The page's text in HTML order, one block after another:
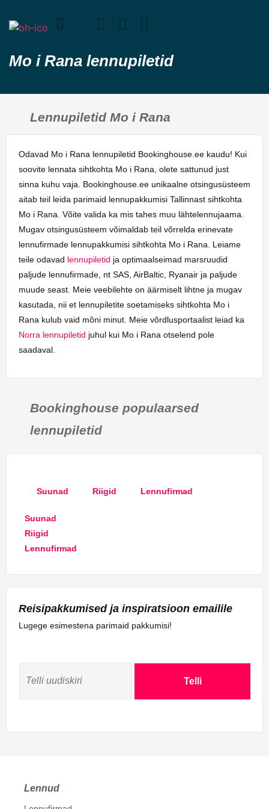
Mo i Rana lennupiletid
Lennupiletid Mo i Rana
Odavad Mo i Rana lennupiletid Bookinghouse.ee kaudu! Kui
soovite lennata sihtkohta Mo i Rana, olete sattunud just
sinna kuhu vaja. Bookinghouse.ee unikaalne otsingusüsteem
aitab teil leida parimaid lennupakkumisi Tallinnast sihtkohta
Mo i Rana. Võite valida ka mis tahes muu lähtelennujaama.
Mugav otsingusüsteem võimaldab teil võrrelda erinevate
lennufirmade lennupakkumisi sihtkohta Mo i Rana. Leiame
teile odavad lennupiletid ja optimaalseimad marsruudid
paljude lennufirmade, nt SAS, AirBaltic, Ryanair ja paljude
muude seast. Meie veebilehte on äärmiselt lihtne ja mugav
kasutada, nii et lennupiletite soetamiseks sihtkohta Mo i
Rana kulub vaid mõni minut. Meie võrdlusportaalist leiad ka
Norra lennupiletid juhul kui Mo i Rana otselend pole
saadaval.
Bookinghouse populaarsed
lennupiletid
Suunad Riigid Lennufirmad
Suunad
Riigid
Lennufirmad
Reisipakkumised ja inspiratsioon emailile
Lugege esimestena parimaid pakkumisi!
Telli
Lennud